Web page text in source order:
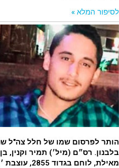
לסיפור המלא »
הותר לפרסום שמו של חלל צה"ל
מאילת, לוחם בגדוד 2855,